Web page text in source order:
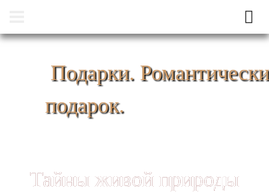
Подарки.
подарок.
Тайны живой природы